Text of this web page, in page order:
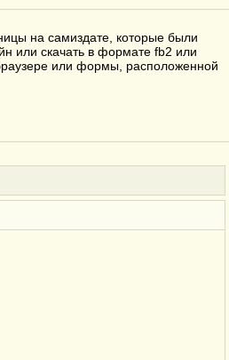
на самиздате, которые были
или скачать в формате fb2 или
или формы, расположенной